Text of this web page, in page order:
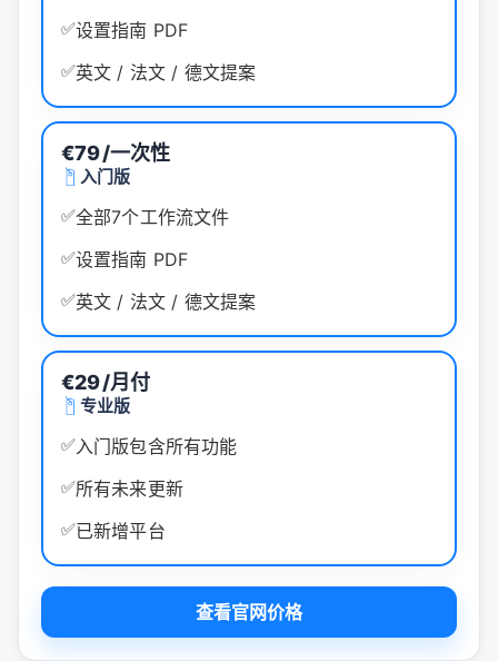
✅设置指南 PDF
✅英文 / 法文 / 德文提案
€79/一次性
入门版
✅全部7个工作流文件
✅设置指南 PDF
✅英文 / 法文 / 德文提案
€29/月付
专业版
✅入门版包含所有功能
✅所有未来更新
✅已新增平台
查看官网价格